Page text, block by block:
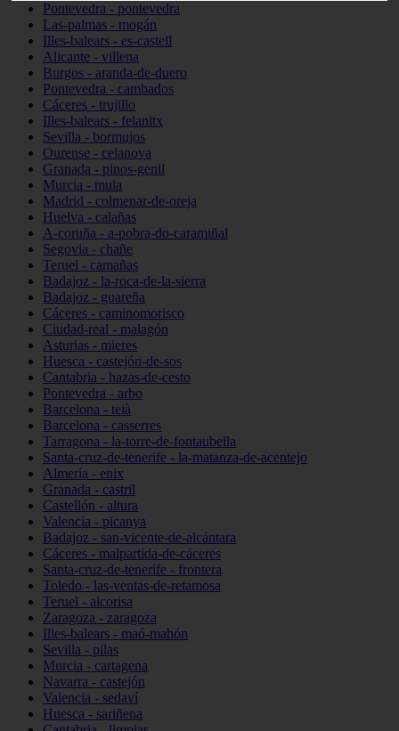
Pontevedra - pontevedra
Las-palmas - mogán
Illes-balears - es-castell
Alicante - villena
Burgos - aranda-de-duero
Pontevedra - cambados
Cáceres - trujillo
Illes-balears - felanitx
Sevilla - bormujos
Ourense - celanova
Granada - pinos-genil
Murcia - mula
Madrid - colmenar-de-oreja
Huelva - calañas
A-coruña - a-pobra-do-caramiñal
Segovia - chañe
Teruel - camañas
Badajoz - la-roca-de-la-sierra
Badajoz - guareña
Cáceres - caminomorisco
Ciudad-real - malagón
Asturias - mieres
Huesca - castejón-de-sos
Cantabria - hazas-de-cesto
Pontevedra - arbo
Barcelona - teià
Barcelona - casserres
Tarragona - la-torre-de-fontaubella
Santa-cruz-de-tenerife - la-matanza-de-acentejo
Almería - enix
Granada - castril
Castellón - altura
Valencia - picanya
Badajoz - san-vicente-de-alcántara
Cáceres - malpartida-de-cáceres
Santa-cruz-de-tenerife - frontera
Toledo - las-ventas-de-retamosa
Teruel - alcorisa
Zaragoza - zaragoza
Illes-balears - maó-mahón
Sevilla - pilas
Murcia - cartagena
Navarra - castejón
Valencia - sedaví
Huesca - sariñena